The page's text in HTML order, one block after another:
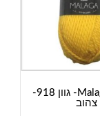
מלגה- Malaga- גוון 918-
צהוב